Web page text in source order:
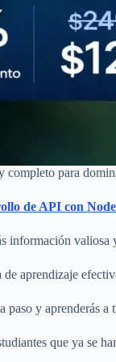
para
de API con
información
aprendizaje
y aprenderás
que ya se